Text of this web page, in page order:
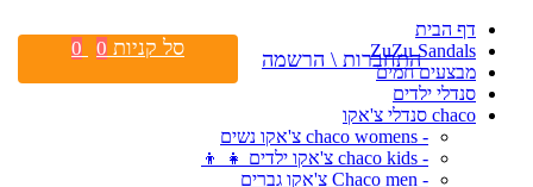
דף הבית
ZuZu Sandals
מבצעים חמים
סנדלי ילדים
chaco סנדלי צ'אקו
- chaco womens צ'אקו נשים
- chaco kids צ'אקו ילדים 👧 👦
- Chaco men צ'אקו גברים
התחברות \ הרשמה סל קניות 0
0